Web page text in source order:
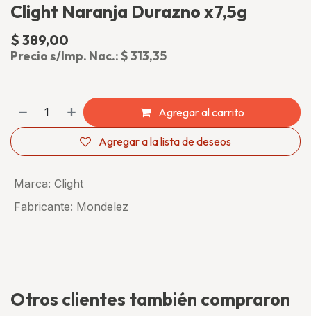
Clight Naranja Durazno x7,5g
$ 389,00
Precio s/Imp. Nac.:$313,35
Agregar al carrito
Agregar a la lista de deseos
Marca: Clight
Fabricante: Mondelez
Otros clientes también compraron